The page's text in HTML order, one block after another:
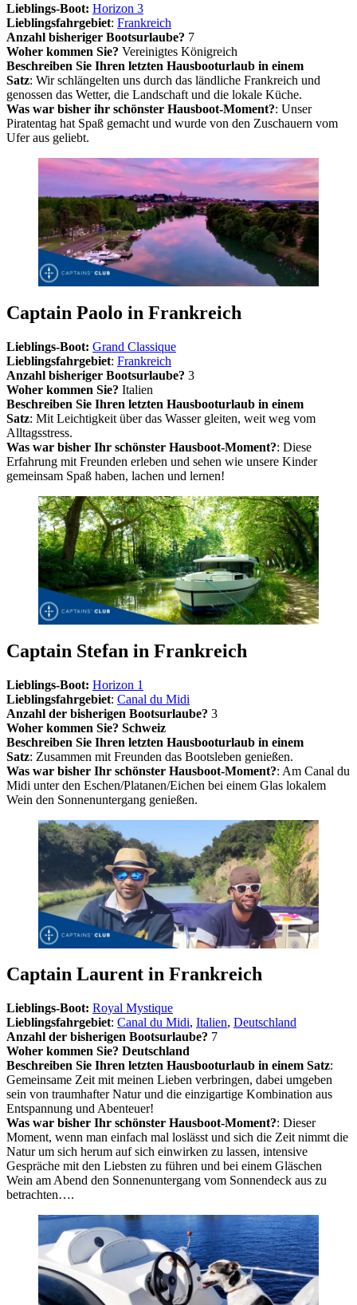
Lieblings-Boot: Horizon 3
Lieblingsfahrgebiet: Frankreich
Anzahl bisheriger Bootsurlaube? 7
Woher kommen Sie? Vereinigtes Königreich
Beschreiben Sie Ihren letzten Hausbooturlaub in einem
Satz: Wir schlängelten uns durch das ländliche Frankreich und
genossen das Wetter, die Landschaft und die lokale Küche.
Was war bisher ihr schönster Hausboot-Moment?: Unser
Piratentag hat Spaß gemacht und wurde von den Zuschauern vom
Ufer aus geliebt.
Captain Paolo in Frankreich
Lieblings-Boot: Grand Classique
Lieblingsfahrgebiet: Frankreich
Anzahl bisheriger Bootsurlaube? 3
Woher kommen Sie? Italien
Beschreiben Sie Ihren letzten Hausbooturlaub in einem
Satz: Mit Leichtigkeit über das Wasser gleiten, weit weg vom
Alltagsstress.
Was war bisher Ihr schönster Hausboot-Moment?: Diese
Erfahrung mit Freunden erleben und sehen wie unsere Kinder
gemeinsam Spaß haben, lachen und lernen!
Captain Stefan in Frankreich
Lieblings-Boot: Horizon 1
Lieblingsfahrgebiet: Canal du Midi
Anzahl der bisherigen Bootsurlaube? 3
Woher kommen Sie? Schweiz
Beschreiben Sie Ihren letzten Hausbooturlaub in einem
Satz: Zusammen mit Freunden das Bootsleben genießen.
Was war bisher Ihr schönster Hausboot-Moment?: Am Canal du
Midi unter den Eschen/Platanen/Eichen bei einem Glas lokalem
Wein den Sonnenuntergang genießen.
Captain Laurent in Frankreich
Lieblings-Boot: Royal Mystique
Lieblingsfahrgebiet: Canal du Midi, Italien, Deutschland
Anzahl der bisherigen Bootsurlaube? 7
Woher kommen Sie? Deutschland
Beschreiben Sie Ihren letzten Hausbooturlaub in einem Satz:
Gemeinsame Zeit mit meinen Lieben verbringen, dabei umgeben
sein von traumhafter Natur und die einzigartige Kombination aus
Entspannung und Abenteuer!
Was war bisher Ihr schönster Hausboot-Moment?: Dieser
Moment, wenn man einfach mal loslässt und sich die Zeit nimmt die
Natur um sich herum auf sich einwirken zu lassen, intensive
Gespräche mit den Liebsten zu führen und bei einem Gläschen
Wein am Abend den Sonnenuntergang vom Sonnendeck aus zu
betrachten….